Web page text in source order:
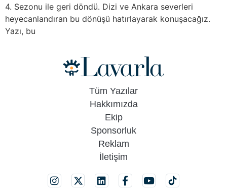
4. Sezonu ile geri döndü. Dizi ve Ankara severleri
heyecanlandıran bu dönüşü hatırlayarak konuşacağız.
Yazı, bu
Tüm Yazılar
Hakkımızda
Ekip
Sponsorluk
Reklam
İletişim